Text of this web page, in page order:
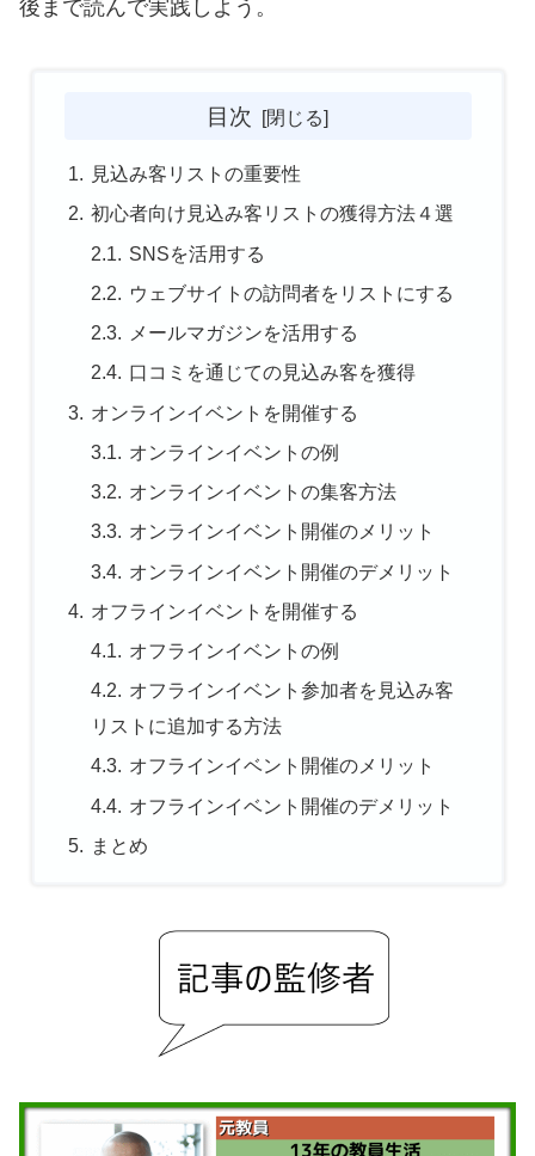
後まで読んで実践しよう。
目次
見込み客リストの重要性
初心者向け見込み客リストの獲得方法４選
SNSを活用する
ウェブサイトの訪問者をリストにする
メールマガジンを活用する
口コミを通じての見込み客を獲得
オンラインイベントを開催する
オンラインイベントの例
オンラインイベントの集客方法
オンラインイベント開催のメリット
オンラインイベント開催のデメリット
オフラインイベントを開催する
オフラインイベントの例
オフラインイベント参加者を見込み客
リストに追加する方法
オフラインイベント開催のメリット
オフラインイベント開催のデメリット
まとめ